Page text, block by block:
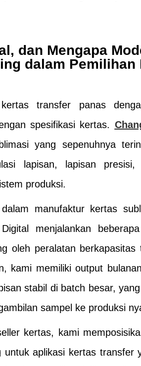
dan Mengapa
dalam Pemilihan
transfer panas
spesifikasi kertas.
yang sepenuhnya
lapisan, lapisan presisi,
produksi.
manufaktur kertas
menjalankan
oleh peralatan
kami memiliki output
stabil di batch besar,
sampel ke produksi
kertas, kami
aplikasi kertas transfer